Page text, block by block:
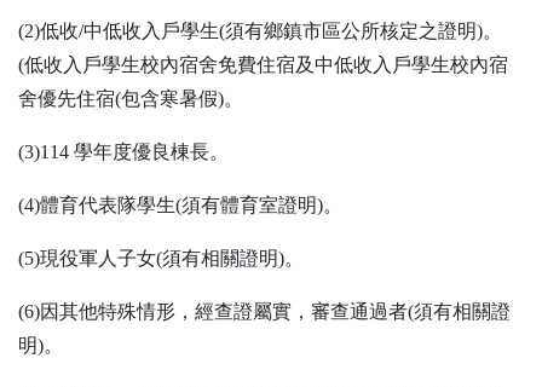
(2)低收/中低收入戶學生(須有鄉鎮市區公所核定之證明)。
(低收入戶學生校內宿舍免費住宿及中低收入戶學生校內宿
舍優先住宿(包含寒暑假)。
(3)114 學年度優良棟長。
(4)體育代表隊學生(須有體育室證明)。
(5)現役軍人子女(須有相關證明)。
(6)因其他特殊情形，經查證屬實，審查通過者(須有相關證
明)。